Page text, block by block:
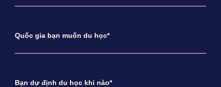
Quốc gia bạn muốn du học*
Bạn dự định du học khi nào*